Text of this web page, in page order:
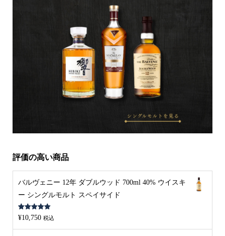
評価の高い商品
バルヴェニー 12年 ダブルウッド 700ml 40% ウイスキ
ー シングルモルト スペイサイド
5段階中5.00
の評価
¥10,750 税込